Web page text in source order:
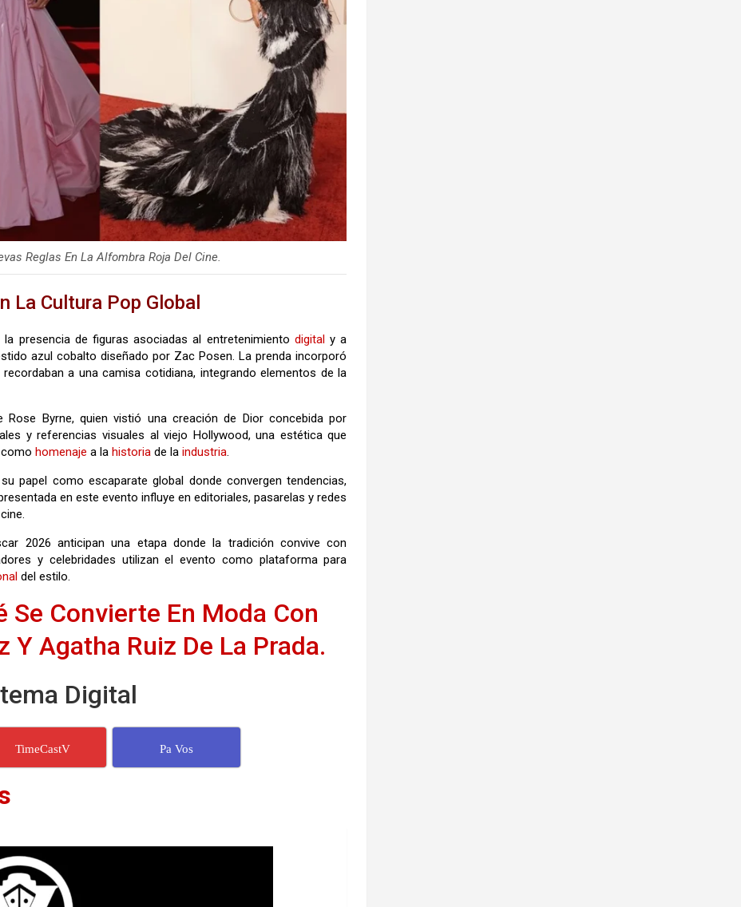
Reglas En La Alfombra Roja Del Cine.
La Cultura Pop Global
presencia de figuras asociadas al entretenimiento digital y a
azul cobalto diseñado por Zac Posen. La prenda incorporó
a una camisa cotidiana, integrando elementos de la
Rose Byrne, quien vistió una creación de Diorconcebida por
y referencias visuales al viejo Hollywood, una estética que
homenaje a la historia de la industria.
papel como escaparate global donde convergen tendencias,
en este evento influye en editoriales, pasarelas y redes
2026 anticipan una etapa donde la tradición convive con
y celebridades utilizan el evento como plataforma para
del estilo.
Se Convierte En Moda Con
Agatha Ruiz De La Prada.
Digital
TimeCastV Pa Vos